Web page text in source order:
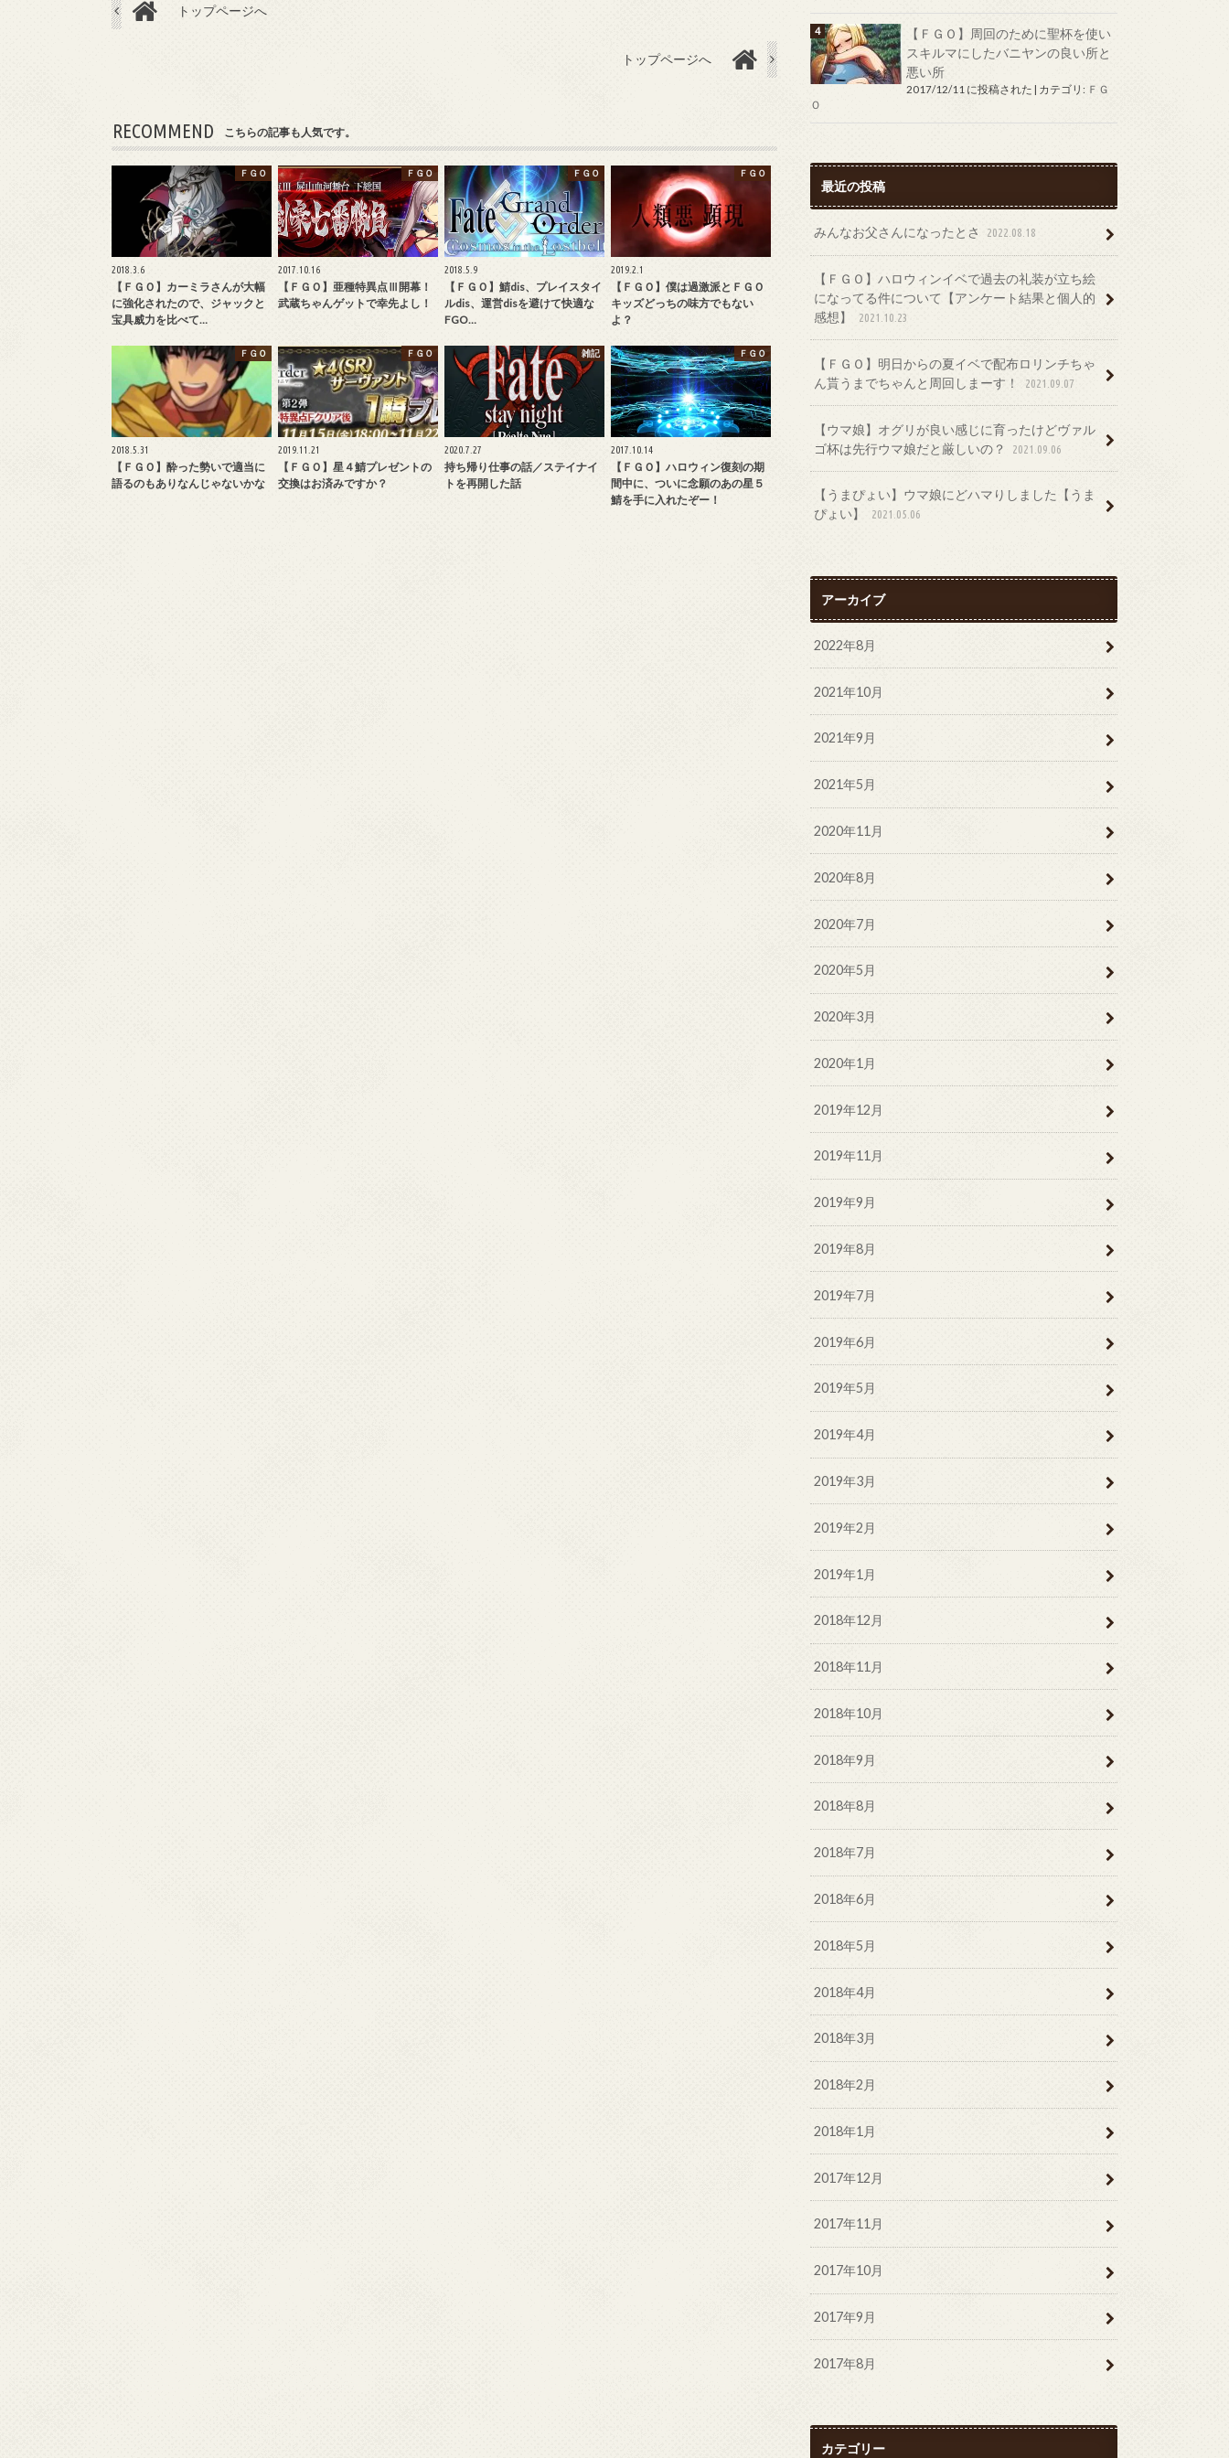
トップページへ
トップページへ
RECOMMEND こちらの記事も人気です。
ＦＧＯ
2018.3.6
【ＦＧＯ】カーミラさんが大幅
に強化されたので、ジャックと
宝具威力を比べて…
ＦＧＯ
2017.10.16
【ＦＧＯ】亜種特異点Ⅲ開幕！
武蔵ちゃんゲットで幸先よし！
ＦＧＯ
2018.5.9
【ＦＧＯ】鯖dis、プレイスタイ
ルdis、運営disを避けて快適な
FGO…
ＦＧＯ
2019.2.1
【ＦＧＯ】僕は過激派とＦＧＯ
キッズどっちの味方でもない
よ？
ＦＧＯ
2018.5.31
【ＦＧＯ】酔った勢いで適当に
語るのもありなんじゃないかな
ＦＧＯ
2019.11.21
【ＦＧＯ】星４鯖プレゼントの
交換はお済みですか？
雑記
2020.7.27
持ち帰り仕事の話／ステイナイ
トを再開した話
ＦＧＯ
2017.10.14
【ＦＧＯ】ハロウィン復刻の期
間中に、ついに念願のあの星５
鯖を手に入れたぞー！
【ＦＧＯ】周回のために聖杯を使い
スキルマにしたバニヤンの良い所と
悪い所
2017/12/11 に投稿された カテゴリ: ＦＧ
Ｏ
最近の投稿
みんなお父さんになったとさ 2022.08.18
【ＦＧＯ】ハロウィンイベで過去の礼装が立ち絵
になってる件について【アンケート結果と個人的
感想】
2021.10.23
【ＦＧＯ】明日からの夏イベで配布ロリンチちゃ
ん貰うまでちゃんと周回しまーす！
2021.09.07
【ウマ娘】オグリが良い感じに育ったけどヴァル
ゴ杯は先行ウマ娘だと厳しいの？
2021.09.06
【うまぴょい】ウマ娘にどハマりしました【うま
ぴょい】
2021.05.06
アーカイブ
2022年8月
2021年10月
2021年9月
2021年5月
2020年11月
2020年8月
2020年7月
2020年5月
2020年3月
2020年1月
2019年12月
2019年11月
2019年9月
2019年8月
2019年7月
2019年6月
2019年5月
2019年4月
2019年3月
2019年2月
2019年1月
2018年12月
2018年11月
2018年10月
2018年9月
2018年8月
2018年7月
2018年6月
2018年5月
2018年4月
2018年3月
2018年2月
2018年1月
2017年12月
2017年11月
2017年10月
2017年9月
2017年8月
カテゴリー